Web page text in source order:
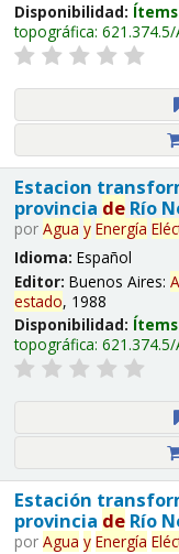
Disponibilidad:
topográfica:
Estacion
provincia deRío
por Agua y Energía
Idioma: Español
Editor: Buenos Aires:
estado, 1988
Disponibilidad:
topográfica:
Estación
provincia deRío
por Agua y Energía